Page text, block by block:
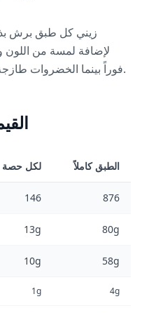
زيني كل طبق برش
لإضافة لمسة من اللون
فوراً بينما الخضروات طازجة والروبيان متبل بشكل مثالي.
لكل حصة الطبق كاملاً
146 876
13g 80g
10g 58g
1g 4g